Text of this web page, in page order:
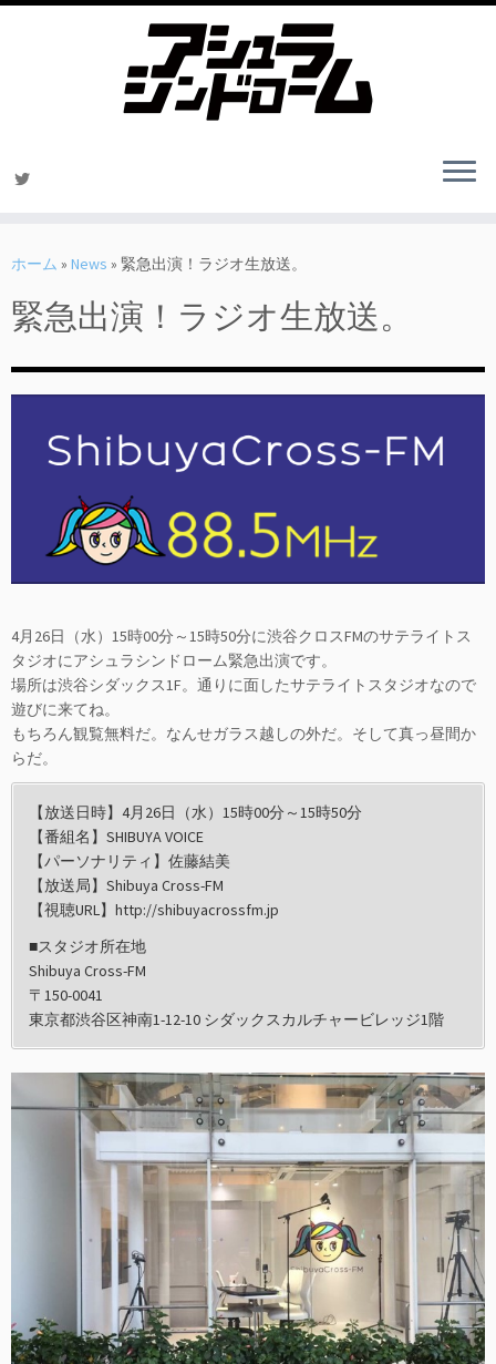
ン
ン
ツ
ホーム » News » 緊急出演！ラジオ生放送。
緊急出演！ラジオ生放送。
4月26日（水）15時00分～15時50分に渋谷クロスFMのサテライトス
タジオにアシュラシンドローム緊急出演です。
場所は渋谷シダックス1F。通りに面したサテライトスタジオなので
遊びに来てね。
もちろん観覧無料だ。なんせガラス越しの外だ。そして真っ昼間か
らだ。
【放送日時】4月26日（水）15時00分～15時50分
【番組名】SHIBUYA VOICE
【パーソナリティ】佐藤結美
【放送局】Shibuya Cross-FM
【視聴URL】http://shibuyacrossfm.jp
■スタジオ所在地
Shibuya Cross-FM
〒150-0041
東京都渋谷区神南1-12-10 シダックスカルチャービレッジ1階